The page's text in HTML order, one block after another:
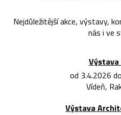
Nejdůležitější akce, výstavy,
nás i ve
Výstava
od 3.4.2026
Vídeň,
Výstava